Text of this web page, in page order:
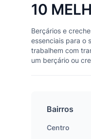
10
Berçários e
essenciais para o
trabalhem com
um berçário ou
Bairros
Centro